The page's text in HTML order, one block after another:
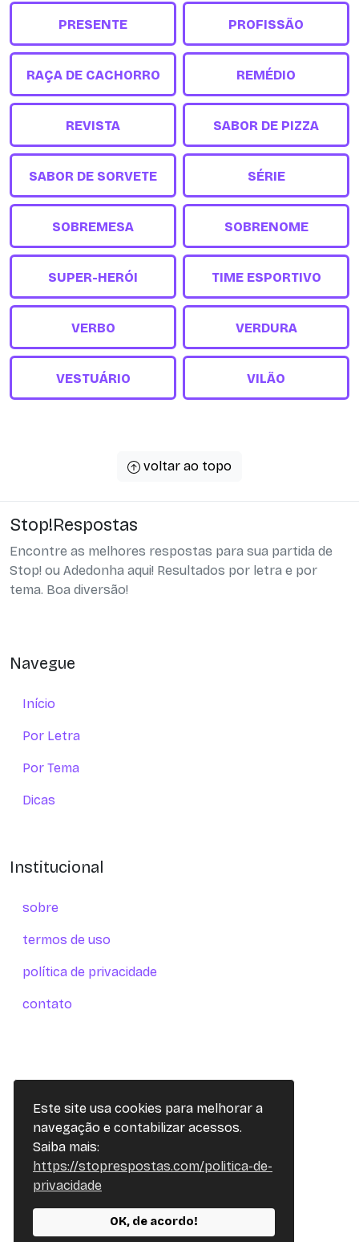
Este site usa cookies para melhorar a
navegação e contabilizar acessos.
Saiba mais:
https://stoprespostas.com/politica-de-
privacidade
OK, de acordo!
PRESENTE PROFISSÃO
RAÇA DE CACHORRO REMÉDIO
REVISTA SABOR DE PIZZA
SABOR DE SORVETE SÉRIE
SOBREMESA SOBRENOME
SUPER-HERÓI TIME ESPORTIVO
VERBO VERDURA
VESTUÁRIO VILÃO
voltar ao topo
Stop!Respostas
Encontre as melhores respostas para sua partida de
Stop! ou Adedonha aqui! Resultados por letra e por
tema. Boa diversão!
Navegue
Início
Por Letra
Por Tema
Dicas
Institucional
sobre
termos de uso
política de privacidade
contato